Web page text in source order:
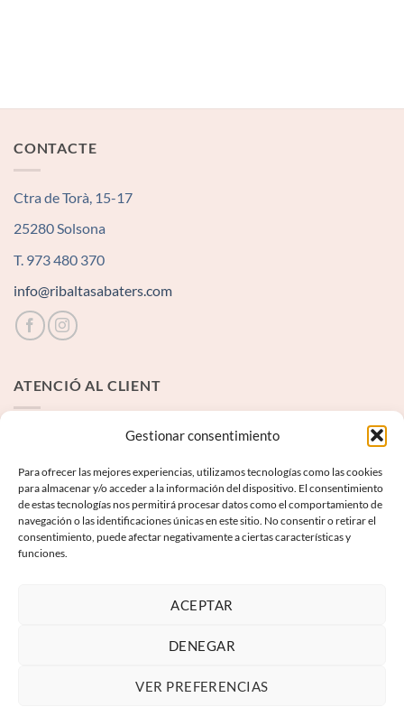
Gestionar consentimiento
Para ofrecer las mejores experiencias, utilizamos tecnologías como las cookies
para almacenar y/o acceder a la información del dispositivo. El consentimiento
de estas tecnologías nos permitirá procesar datos como el comportamiento de
navegación o las identificaciones únicas en este sitio. No consentir o retirar el
consentimiento, puede afectar negativamente a ciertas características y
funciones.
ACEPTAR
DENEGAR
VER PREFERENCIAS
CONTACTE
Ctra de Torà, 15-17
25280 Solsona
T. 973 480 370
info@ribaltasabaters.com
ATENCIÓ AL CLIENT
INFORMACIÓ LEGAL
Avís Legal